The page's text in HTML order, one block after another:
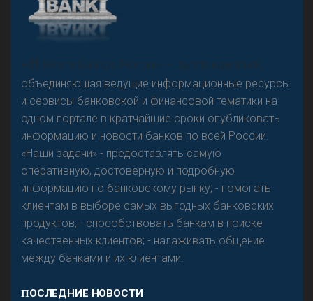
«Н
овости Банков России» – группа компаний,
объединяющая ведущие информационные ресурсы
и сервисы банковской и финансовой тематики на
одном портале в кратчайшие сроки опубликовать
информацию и новости банков по всей России.
«Наши задачи» - предоставлять самую
оперативную, достоверную и подробную
информацию по банковскому рынку; - помогать
клиентам в выборе самых выгодных банковских
продуктов; - способствовать банкам в поиске
качественных клиентов; - налаживать общение
между банками и их клиентами.
ПОСЛЕДНИЕ НОВОСТИ